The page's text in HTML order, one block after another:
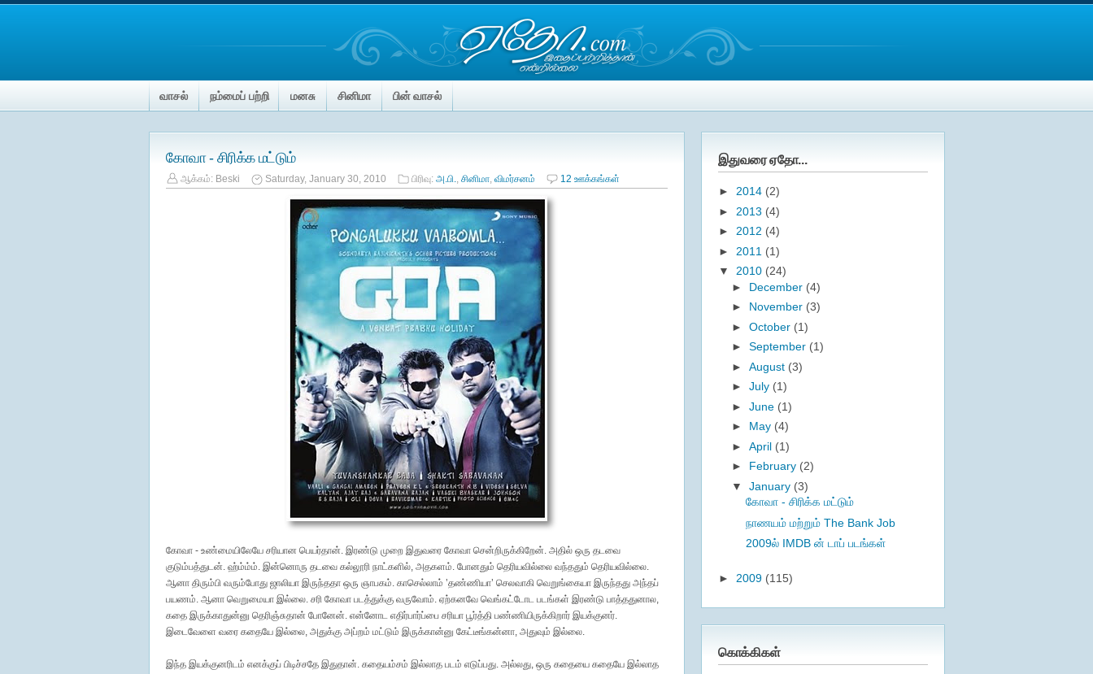
வாசல் நம்மைப் பற்றி மனசு சினிமா பின் வாசல்
கோவா - சிரிக்க மட்டும்
ஆக்கம்: Beski Saturday, January 30, 2010 பிரிவு: அ.பி., சினிமா, விமர்சனம் 12 ஊக்கங்கள்
கோவா - உண்மையிலேயே சரியான பெயர்தான். இரண்டு முறை இதுவரை கோவா சென்றிருக்கிறேன். அதில் ஒரு தடவை
குடும்பத்துடன். ஹ்ம்ம்ம். இன்னொரு தடவை கல்லூரி நாட்களில், அதகளம். போனதும் தெரியவில்லை வந்ததும் தெரியவில்லை.
ஆனா திரும்பி வரும்போது ஜாலியா இருந்ததா ஒரு ஞாபகம். காசெல்லாம் ’தண்ணியா’ செலவாகி வெறுங்கையா இருந்தது அந்தப்
பயணம். ஆனா வெறுமையா இல்லை. சரி கோவா படத்துக்கு வருவோம். ஏற்கனவே வெங்கட்டோட படங்கள் இரண்டு பாத்ததுனால,
கதை இருக்காதுன்னு தெரிஞ்சுதான் போனேன். என்னோட எதிர்பார்ப்பை சரியா பூர்த்தி பண்ணியிருக்கிறார் இயக்குனர்.
இடைவேளை வரை கதையே இல்லை, அதுக்கு அப்றம் மட்டும் இருக்கான்னு கேட்டீங்கன்னா, அதுவும் இல்லை.
இந்த இயக்குனரிடம் எனக்குப் பிடிச்சதே இதுதான். கதையம்சம் இல்லாத படம் எடுப்பது. அல்லது, ஒரு கதையை கதையே இல்லாத
இதுவரை ஏதோ...
► 2014 (2)
► 2013 (4)
► 2012 (4)
► 2011 (1)
▼ 2010 (24)
► December (4)
► November (3)
►October (1)
►September (1)
►August (3)
►July (1)
►June (1)
► May (4)
►April (1)
► February (2)
▼January (3)
கோவா - சிரிக்க மட்டும்
நாணயம் மற்றும் The Bank Job
2009ல் IMDB ன் டாப் படங்கள்
► 2009 (115)
கொக்கிகள்